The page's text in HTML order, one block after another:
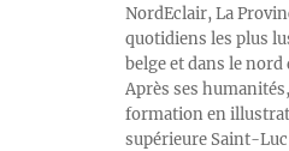
NordEclair, La
quotidiens les plus
belge et dans le nord
Après ses
formation en
supérieure Saint-